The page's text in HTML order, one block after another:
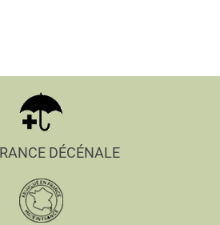
DÉCÉNALE